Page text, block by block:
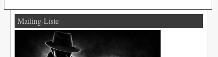
Mailing-Liste